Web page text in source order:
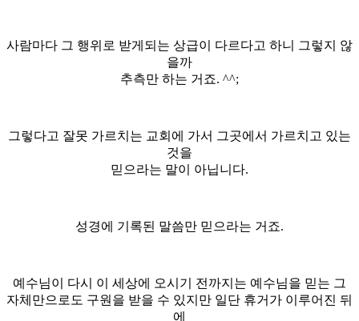
사람마다 그 행위로 받게되는 상급이 다르다고 하니 그렇지 않
을까
추측만 하는 거죠. ^^;
그렇다고 잘못 가르치는 교회에 가서 그곳에서 가르치고 있는
것을
믿으라는 말이 아닙니다.
성경에 기록된 말씀만 믿으라는 거죠.
예수님이 다시 이 세상에 오시기 전까지는 예수님을 믿는 그
자체만으로도 구원을 받을 수 있지만 일단 휴거가 이루어진 뒤
에